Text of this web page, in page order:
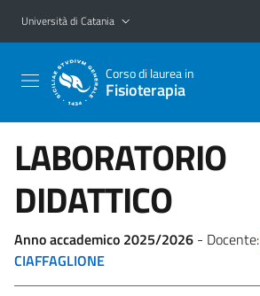
Vai al contenuto principale
Vai al menu di navigazione
Università di Catania
Corso di laurea in
Fisioterapia
LABORATORIO
DIDATTICO
Anno accademico 2025/2026 - Docente:
CIAFFAGLIONE